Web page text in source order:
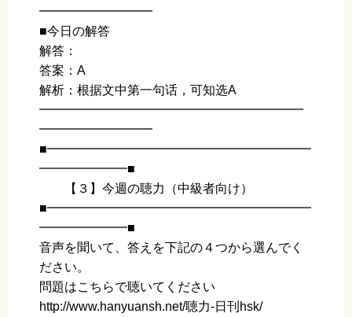
━━━━━━━━━
■今日の解答
解答：
答案：A
解析：根据文中第一句话，可知选A
━━━━━━━━━━━━━━━━━━━━━
━━━━━━━━━
■━━━━━━━━━━━━━━━━━━━━━
━━━━━━━■
【３】今週の聴力（中級者向け）
■━━━━━━━━━━━━━━━━━━━━━
━━━━━━━■
音声を聞いて、答えを下記の４つから選んでく
ださい。
問題はこちらで聴いてください
http://www.hanyuansh.net/聴力-日刊hsk/